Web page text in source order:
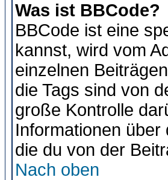
Was ist BBCode?
BBCode ist eine
kannst, wird vom
einzelnen
die Tags sind von
große Kontrolle
Informationen
die du von der
Nach oben